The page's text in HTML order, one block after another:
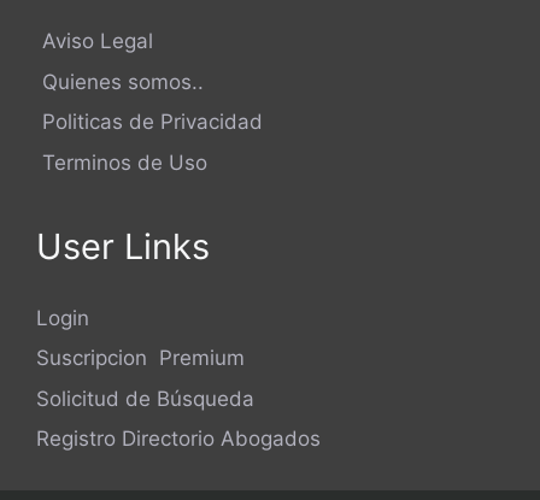
Aviso Legal
Quienes somos..
Politicas de Privacidad
Terminos de Uso
User Links
Login
Suscripcion Premium
Solicitud de Búsqueda
Registro Directorio Abogados